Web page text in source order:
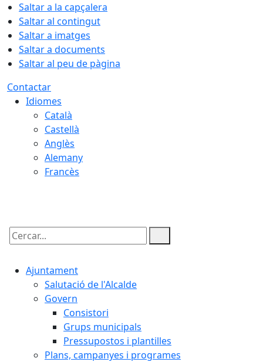
Saltar a la capçalera
Saltar al contingut
Saltar a imatges
Saltar a documents
Saltar al peu de pàgina
Contactar
Idiomes
Català
Castellà
Anglès
Alemany
Francès
Cercar:
Ajuntament
Salutació de l'Alcalde
Govern
Consistori
Grups municipals
Pressupostos i plantilles
Plans, campanyes i programes